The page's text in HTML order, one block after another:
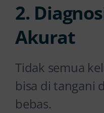
2.
Akurat
Tidak semua
bisa di tangani
bebas.